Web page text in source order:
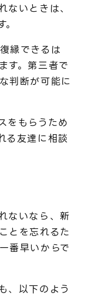
いときは、
縁できるは
す。第三者で
判断が可能に
をもらうため
る友達に相談
ないなら、新
とを忘れるた
番早いからで
、以下のよう